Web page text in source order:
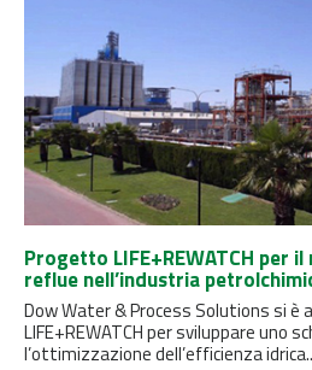
Progetto LIFE+REWATCH per
reflue nell’industria
Dow Water & Process Solutions si è
LIFE+REWATCH per sviluppare uno
l’ottimizzazione dell’efficienza